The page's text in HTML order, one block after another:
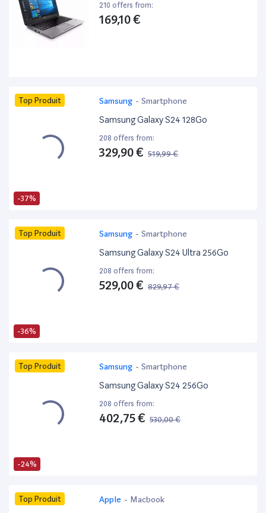
210 offers from:
169,10 €
-37%
Top Produit Samsung - Smartphone
Samsung Galaxy S24 128Go
208 offers from:
329,90 € 519,99 €
-36%
Top Produit Samsung - Smartphone
Samsung Galaxy S24 Ultra 256Go
208 offers from:
529,00 € 829,97 €
-24%
Top Produit Samsung - Smartphone
Samsung Galaxy S24 256Go
208 offers from:
402,75 € 530,00 €
Top Produit Apple - Macbook